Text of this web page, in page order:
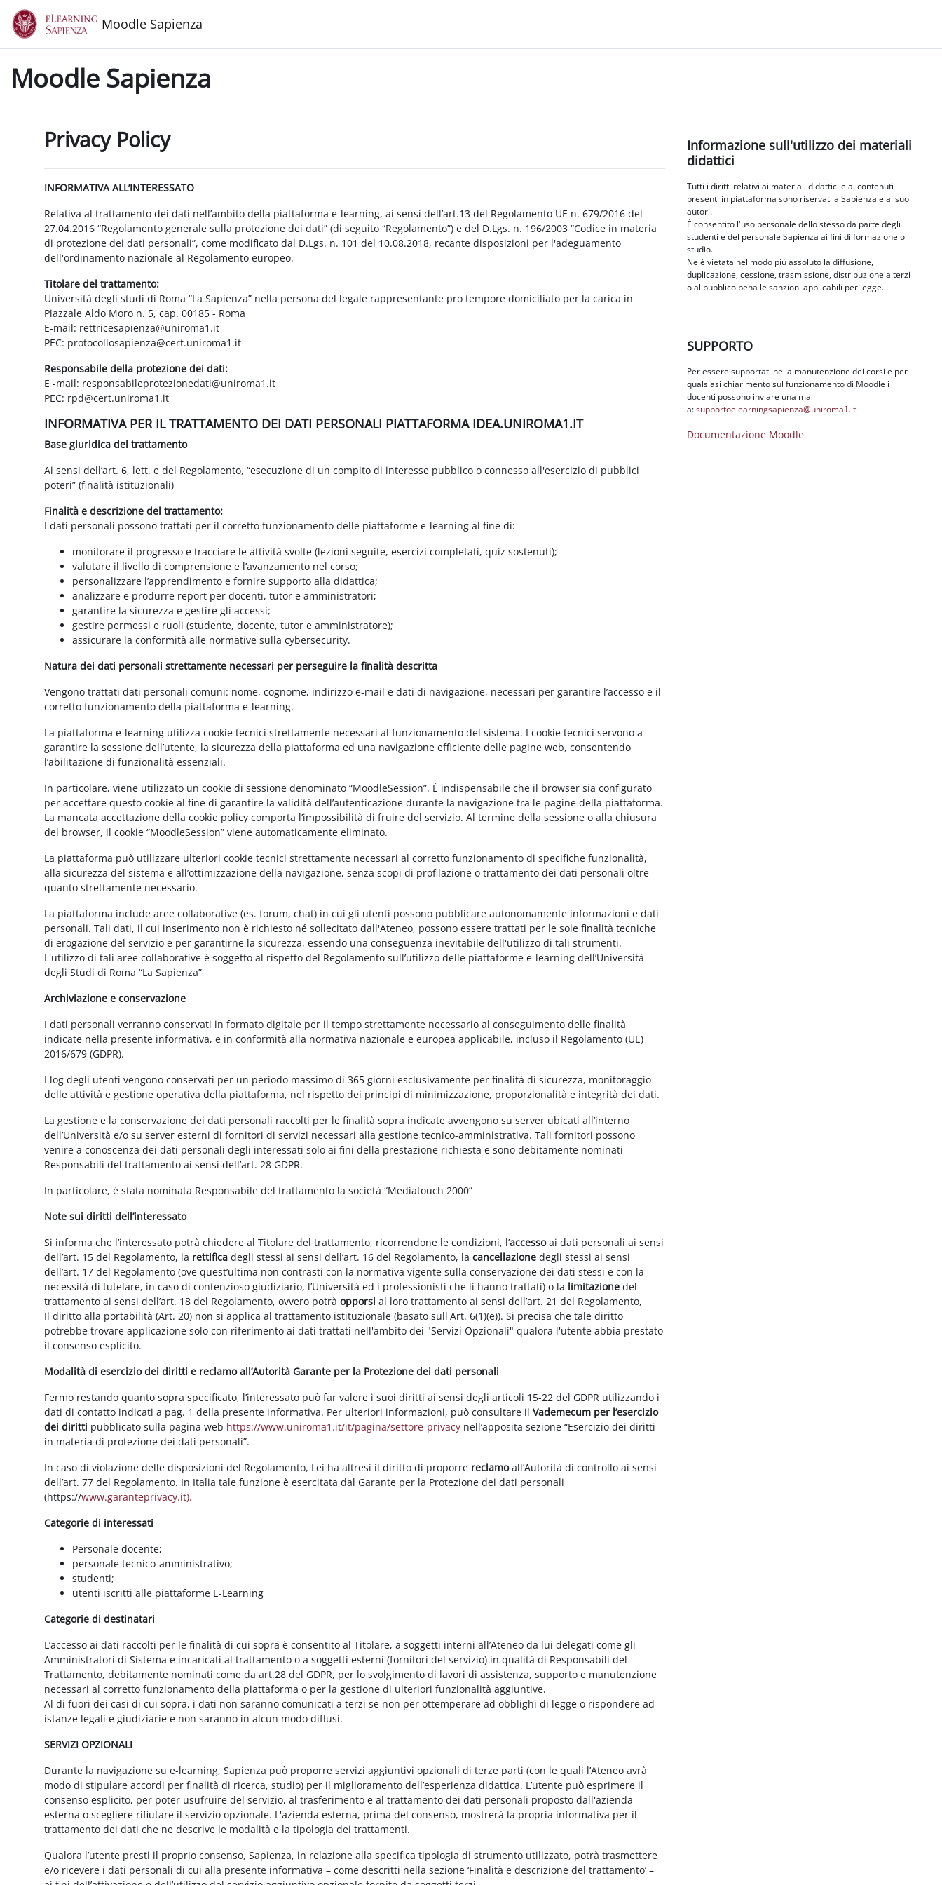
Vai al contenuto principale
Moodle Sapienza
Moodle Sapienza
Privacy Policy
INFORMATIVA ALL’INTERESSATO
Relativa al trattamento dei dati nell’ambito della piattaforma e-learning, ai sensi dell’art.13 del Regolamento UE n. 679/2016 del
27.04.2016 “Regolamento generale sulla protezione dei dati” (di seguito “Regolamento”) e del D.Lgs. n. 196/2003 “Codice in materia
di protezione dei dati personali”, come modificato dal D.Lgs. n. 101 del 10.08.2018, recante disposizioni per l'adeguamento
dell'ordinamento nazionale al Regolamento europeo.
Titolare del trattamento:
Università degli studi di Roma “La Sapienza” nella persona del legale rappresentante pro tempore domiciliato per la carica in
Piazzale Aldo Moro n. 5, cap. 00185 - Roma
E-mail: rettricesapienza@uniroma1.it
PEC: protocollosapienza@cert.uniroma1.it
Responsabile della protezione dei dati:
E -mail: responsabileprotezionedati@uniroma1.it
PEC: rpd@cert.uniroma1.it
INFORMATIVA PER IL TRATTAMENTO DEI DATI PERSONALI PIATTAFORMA IDEA.UNIROMA1.IT
Base giuridica del trattamento
Ai sensi dell’art. 6, lett. e del Regolamento, “esecuzione di un compito di interesse pubblico o connesso all'esercizio di pubblici
poteri” (finalità istituzionali)
Finalità e descrizione del trattamento:
I dati personali possono trattati per il corretto funzionamento delle piattaforme e-learning al fine di:
monitorare il progresso e tracciare le attività svolte (lezioni seguite, esercizi completati, quiz sostenuti);
valutare il livello di comprensione e l’avanzamento nel corso;
personalizzare l’apprendimento e fornire supporto alla didattica;
analizzare e produrre report per docenti, tutor e amministratori;
garantire la sicurezza e gestire gli accessi;
gestire permessi e ruoli (studente, docente, tutor e amministratore);
assicurare la conformità alle normative sulla cybersecurity.
Natura dei dati personali strettamente necessari per perseguire la finalità descritta
Vengono trattati dati personali comuni: nome, cognome, indirizzo e-mail e dati di navigazione, necessari per garantire l’accesso e il
corretto funzionamento della piattaforma e-learning.
La piattaforma e-learning utilizza cookie tecnici strettamente necessari al funzionamento del sistema. I cookie tecnici servono a
garantire la sessione dell’utente, la sicurezza della piattaforma ed una navigazione efficiente delle pagine web, consentendo
l’abilitazione di funzionalità essenziali.
In particolare, viene utilizzato un cookie di sessione denominato “MoodleSession”. È indispensabile che il browser sia configurato
per accettare questo cookie al fine di garantire la validità dell’autenticazione durante la navigazione tra le pagine della piattaforma.
La mancata accettazione della cookie policy comporta l’impossibilità di fruire del servizio. Al termine della sessione o alla chiusura
del browser, il cookie “MoodleSession” viene automaticamente eliminato.
La piattaforma può utilizzare ulteriori cookie tecnici strettamente necessari al corretto funzionamento di specifiche funzionalità,
alla sicurezza del sistema e all’ottimizzazione della navigazione, senza scopi di profilazione o trattamento dei dati personali oltre
quanto strettamente necessario.
La piattaforma include aree collaborative (es. forum, chat) in cui gli utenti possono pubblicare autonomamente informazioni e dati
personali. Tali dati, il cui inserimento non è richiesto né sollecitato dall'Ateneo, possono essere trattati per le sole finalità tecniche
di erogazione del servizio e per garantirne la sicurezza, essendo una conseguenza inevitabile dell'utilizzo di tali strumenti.
L'utilizzo di tali aree collaborative è soggetto al rispetto del Regolamento sull’utilizzo delle piattaforme e-learning dell’Università
degli Studi di Roma “La Sapienza”
Archiviazione e conservazione
I dati personali verranno conservati in formato digitale per il tempo strettamente necessario al conseguimento delle finalità
indicate nella presente informativa, e in conformità alla normativa nazionale e europea applicabile, incluso il Regolamento (UE)
2016/679 (GDPR).
I log degli utenti vengono conservati per un periodo massimo di 365 giorni esclusivamente per finalità di sicurezza, monitoraggio
delle attività e gestione operativa della piattaforma, nel rispetto dei principi di minimizzazione, proporzionalità e integrità dei dati.
La gestione e la conservazione dei dati personali raccolti per le finalità sopra indicate avvengono su server ubicati all’interno
dell’Università e/o su server esterni di fornitori di servizi necessari alla gestione tecnico-amministrativa. Tali fornitori possono
venire a conoscenza dei dati personali degli interessati solo ai fini della prestazione richiesta e sono debitamente nominati
Responsabili del trattamento ai sensi dell’art. 28 GDPR.
In particolare, è stata nominata Responsabile del trattamento la società “Mediatouch 2000”
Note sui diritti dell’interessato
Si informa che l’interessato potrà chiedere al Titolare del trattamento, ricorrendone le condizioni, l’accessoai dati personali ai sensi
dell’art. 15 del Regolamento, la rettificadegli stessi ai sensi dell’art. 16 del Regolamento, lacancellazione degli stessi ai sensi
dell’art. 17 del Regolamento (ove quest’ultima non contrasti con la normativa vigente sulla conservazione dei dati stessi e con la
necessità di tutelare, in caso di contenzioso giudiziario, l’Università ed i professionisti che li hanno trattati) o la limitazione del
trattamento ai sensi dell’art. 18 del Regolamento, ovvero potràopporsi al loro trattamento ai sensi dell’art. 21 del Regolamento,
Il diritto alla portabilità (Art. 20) non si applica al trattamento istituzionale (basato sull'Art. 6(1)(e)). Si precisa che tale diritto
potrebbe trovare applicazione solo con riferimento ai dati trattati nell'ambito dei "Servizi Opzionali" qualora l'utente abbia prestato
il consenso esplicito.
Modalità di esercizio dei diritti e reclamo all’Autorità Garante per la Protezione dei dati personali
Fermo restando quanto sopra specificato, l’interessato può far valere i suoi diritti ai sensi degli articoli 15-22 del GDPR utilizzando i
dati di contatto indicati a pag. 1 della presente informativa. Per ulteriori informazioni, può consultare ilVademecum per l’esercizio
dei diritti pubblicato sulla pagina web https://www.uniroma1.it/it/pagina/settore-privacy nell’apposita sezione “Esercizio dei diritti
in materia di protezione dei dati personali”.
In caso di violazione delle disposizioni del Regolamento, Lei ha altresì il diritto di proporre reclamoall’Autorità di controllo ai sensi
dell’art. 77 del Regolamento. In Italia tale funzione è esercitata dal Garante per la Protezione dei dati personali
(https://www.garanteprivacy.it).
Categorie di interessati
Personale docente;
personale tecnico-amministrativo;
studenti;
utenti iscritti alle piattaforme E-Learning
Categorie di destinatari
L’accesso ai dati raccolti per le finalità di cui sopra è consentito al Titolare, a soggetti interni all’Ateneo da lui delegati come gli
Amministratori di Sistema e incaricati al trattamento o a soggetti esterni (fornitori del servizio) in qualità di Responsabili del
Trattamento, debitamente nominati come da art.28 del GDPR, per lo svolgimento di lavori di assistenza, supporto e manutenzione
necessari al corretto funzionamento della piattaforma o per la gestione di ulteriori funzionalità aggiuntive.
Al di fuori dei casi di cui sopra, i dati non saranno comunicati a terzi se non per ottemperare ad obblighi di legge o rispondere ad
istanze legali e giudiziarie e non saranno in alcun modo diffusi.
SERVIZI OPZIONALI
Durante la navigazione su e-learning, Sapienza può proporre servizi aggiuntivi opzionali di terze parti (con le quali l’Ateneo avrà
modo di stipulare accordi per finalità di ricerca, studio) per il miglioramento dell’esperienza didattica. L’utente può esprimere il
consenso esplicito, per poter usufruire del servizio, al trasferimento e al trattamento dei dati personali proposto dall'azienda
esterna o scegliere rifiutare il servizio opzionale. L'azienda esterna, prima del consenso, mostrerà la propria informativa per il
trattamento dei dati che ne descrive le modalità e la tipologia dei trattamenti.
Qualora l’utente presti il proprio consenso, Sapienza, in relazione alla specifica tipologia di strumento utilizzato, potrà trasmettere
e/o ricevere i dati personali di cui alla presente informativa – come descritti nella sezione ‘Finalità e descrizione del trattamento’ –
Blocchi
Informazione sull'utilizzo dei materiali
didattici
Tutti i diritti relativi ai materiali didattici e ai contenuti
presenti in piattaforma sono riservati a Sapienza e ai suoi
autori.
È consentito l'uso personale dello stesso da parte degli
studenti e del personale Sapienza ai fini di formazione o
studio.
Ne è vietata nel modo più assoluto la diffusione,
duplicazione, cessione, trasmissione, distribuzione a terzi
o al pubblico pena le sanzioni applicabili per legge.
SUPPORTO
Per essere supportati nella manutenzione dei corsi e per
qualsiasi chiarimento sul funzionamento di Moodle i
docenti possono inviare una mail
a:supportoelearningsapienza@uniroma1.it
Documentazione Moodle